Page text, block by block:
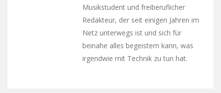
Musikstudent und freiberuflicher
Redakteur, der seit einigen Jahren im
Netz unterwegs ist und sich für
beinahe alles begeistern kann, was
irgendwie mit Technik zu tun hat.